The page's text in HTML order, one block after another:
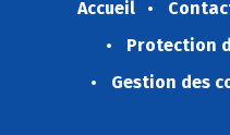
Accueil
Protection
Gestion des